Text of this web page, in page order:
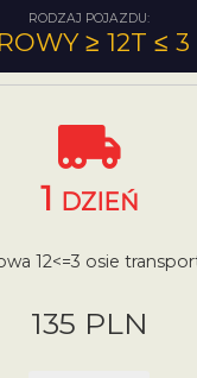
RODZAJ POJAZDU:
≥ 12T ≤ 3
1 DZIEŃ
12<=3 osie
135 PLN